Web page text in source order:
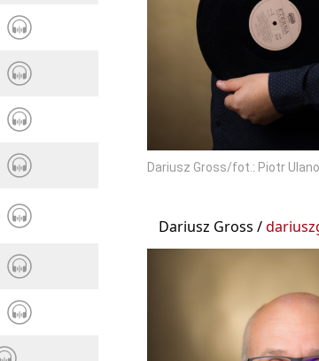
Dariusz Gross/fot.: Piotr
Dariusz Gross /